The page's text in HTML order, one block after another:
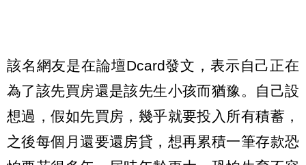
該名網友是在論壇Dcard發文，表示自己正在
為了該先買房還是該先生小孩而猶豫。自己設
想過，假如先買房，幾乎就要投入所有積蓄，
之後每個月還要還房貸，想再累積一筆存款恐